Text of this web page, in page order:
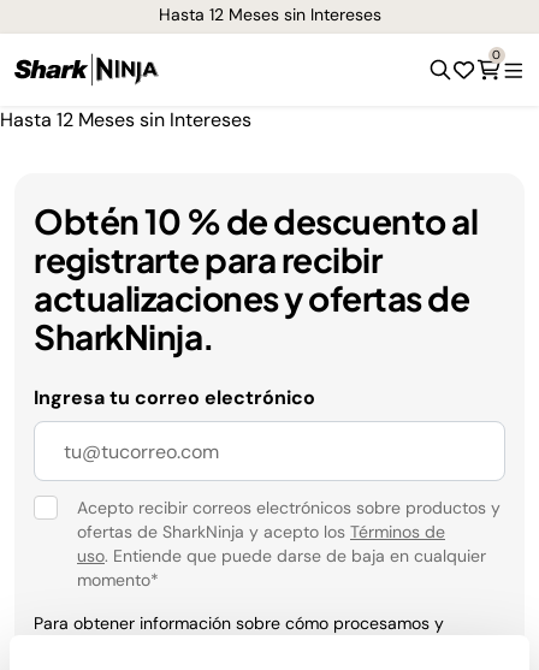
Hasta 12 Meses sin Intereses
0
Hasta 12 Meses sin Intereses
Obtén 10 % de descuento al
registrarte para recibir
actualizaciones y ofertas de
SharkNinja.
Ingresa tu correo electrónico
Acepto recibir correos electrónicos sobre productos y
ofertas de SharkNinja y acepto los Términos de
uso. Entiende que puede darse de baja en cualquier
momento*
Para obtener información sobre cómo procesamos y